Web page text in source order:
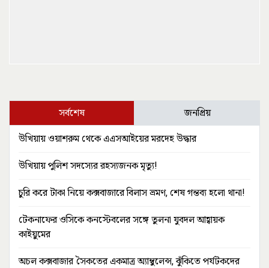
সর্বশেষ জনপ্রিয়
উখিয়ায় ওয়াশরুম থেকে এএসআইয়ের মরদেহ উদ্ধার
উখিয়ায় পুলিশ সদস্যের রহস্যজনক মৃত্যু!
চুরি করে টাকা নিয়ে কক্সবাজারে বিলাস ভ্রমণ, শেষ গন্তব্য হলো থানা!
টেকনাফের ওসিকে কনস্টেবলের সঙ্গে তুলনা যুবদল আহ্বায়ক
কাইয়ুমের
অচল কক্সবাজার সৈকতের একমাত্র অ্যাম্বুলেন্স, ঝুঁকিতে পর্যটকদের